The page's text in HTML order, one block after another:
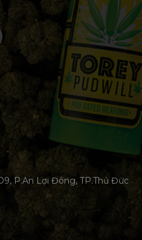
P.An Lợi Đông, TP.Thủ Đức